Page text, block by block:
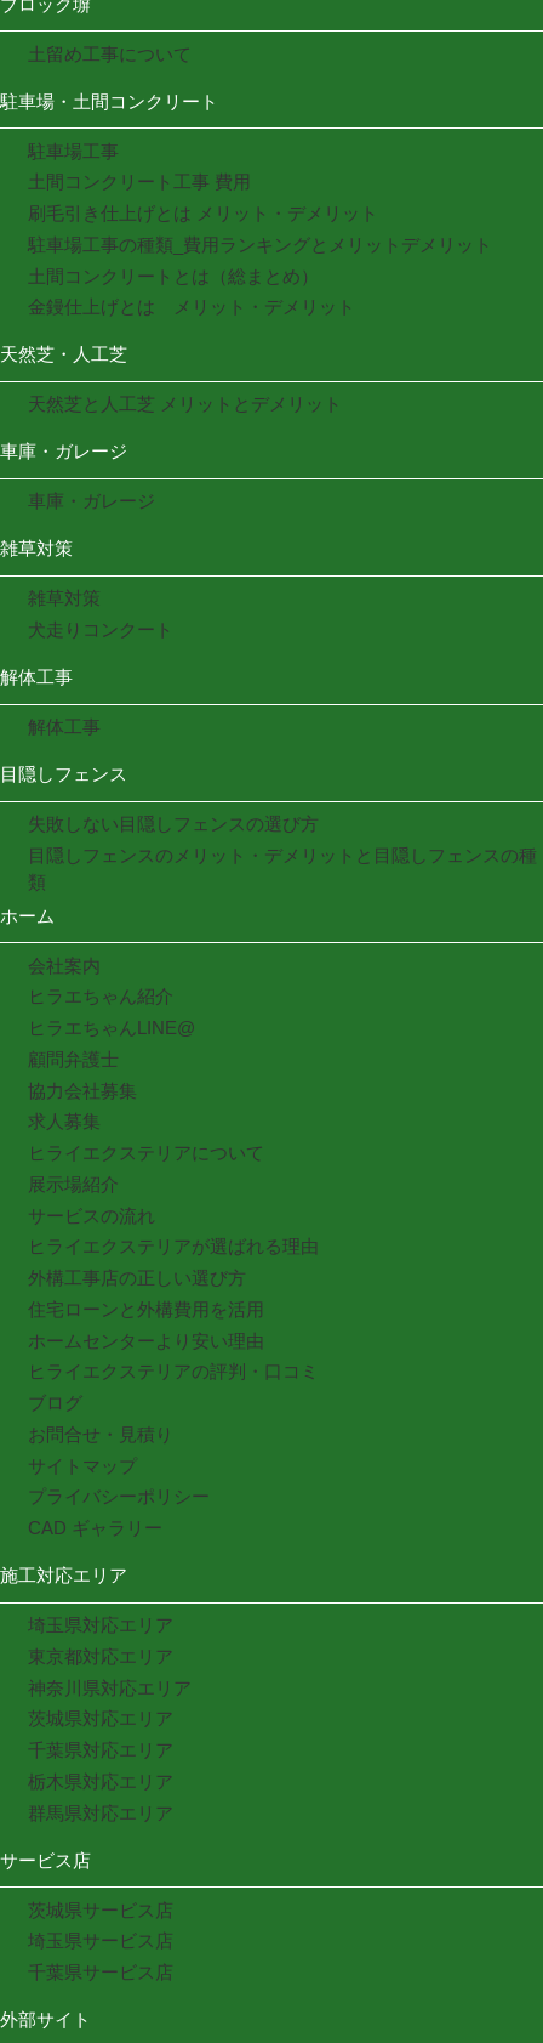
ブロック塀
土留め工事について
駐車場・土間コンクリート
駐車場工事
土間コンクリート工事 費用
刷毛引き仕上げとは メリット・デメリット
駐車場工事の種類_費用ランキングとメリットデメリット
土間コンクリートとは（総まとめ）
金鏝仕上げとは メリット・デメリット
天然芝・人工芝
天然芝と人工芝 メリットとデメリット
車庫・ガレージ
車庫・ガレージ
雑草対策
雑草対策
犬走りコンクート
解体工事
解体工事
目隠しフェンス
失敗しない目隠しフェンスの選び方
目隠しフェンスのメリット・デメリットと目隠しフェンスの種
類
ホーム
会社案内
ヒラエちゃん紹介
ヒラエちゃんLINE@
顧問弁護士
協力会社募集
求人募集
ヒライエクステリアについて
展示場紹介
サービスの流れ
ヒライエクステリアが選ばれる理由
外構工事店の正しい選び方
住宅ローンと外構費用を活用
ホームセンターより安い理由
ヒライエクステリアの評判・口コミ
ブログ
お問合せ・見積り
サイトマップ
プライバシーポリシー
CAD ギャラリー
施工対応エリア
埼玉県対応エリア
東京都対応エリア
神奈川県対応エリア
茨城県対応エリア
千葉県対応エリア
栃木県対応エリア
群馬県対応エリア
サービス店
茨城県サービス店
埼玉県サービス店
千葉県サービス店
外部サイト